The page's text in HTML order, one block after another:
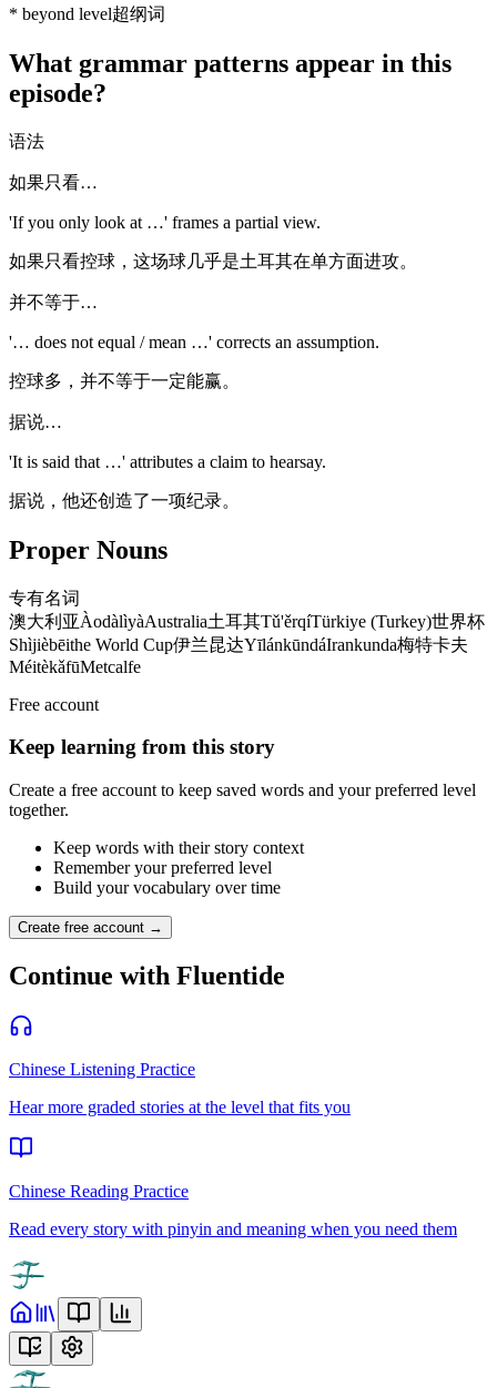
* beyond level超纲词
What grammar patterns appear in this
episode?
语法
如果只看…
'If you only look at …' frames a partial view.
如果只看控球，这场球几乎是土耳其在单方面进攻。
并不等于…
'… does not equal / mean …' corrects an assumption.
控球多，并不等于一定能赢。
据说…
'It is said that …' attributes a claim to hearsay.
据说，他还创造了一项纪录。
Proper Nouns
专有名词
澳大利亚ÀodàlìyàAustralia土耳其Tǔ'ěrqíTürkiye (Turkey)世界杯
Shìjièbēithe World Cup伊兰昆达YīlánkūndáIrankunda梅特卡夫
MéitèkǎfūMetcalfe
Free account
Keep learning from this story
Create a free account to keep saved words and your preferred level
together.
Keep words with their story context
Remember your preferred level
Build your vocabulary over time
Create free account →
Continue with Fluentide
Chinese Listening Practice
Hear more graded stories at the level that fits you
Chinese Reading Practice
Read every story with pinyin and meaning when you need them